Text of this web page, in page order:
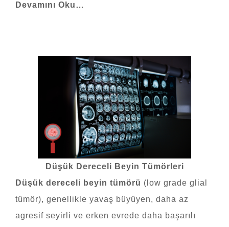
Devamını Oku…
Düşük Dereceli Beyin Tümörleri
Düşük dereceli beyin tümörü (low grade glial
tümör), genellikle yavaş büyüyen, daha az
agresif seyirli ve erken evrede daha başarılı